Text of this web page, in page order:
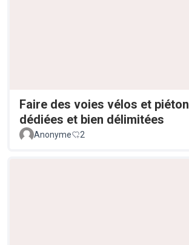
Faire des voies vélos et
dédiées et bien délimitées
Anonyme 2